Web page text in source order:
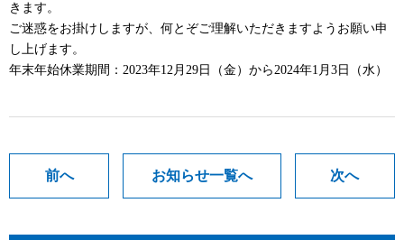
きます。
ご迷惑をお掛けしますが、何とぞご理解いただきますようお願い申
し上げます。
年末年始休業期間：2023年12月29日（金）から2024年1月3日（水）
前へ お知らせ一覧へ 次へ